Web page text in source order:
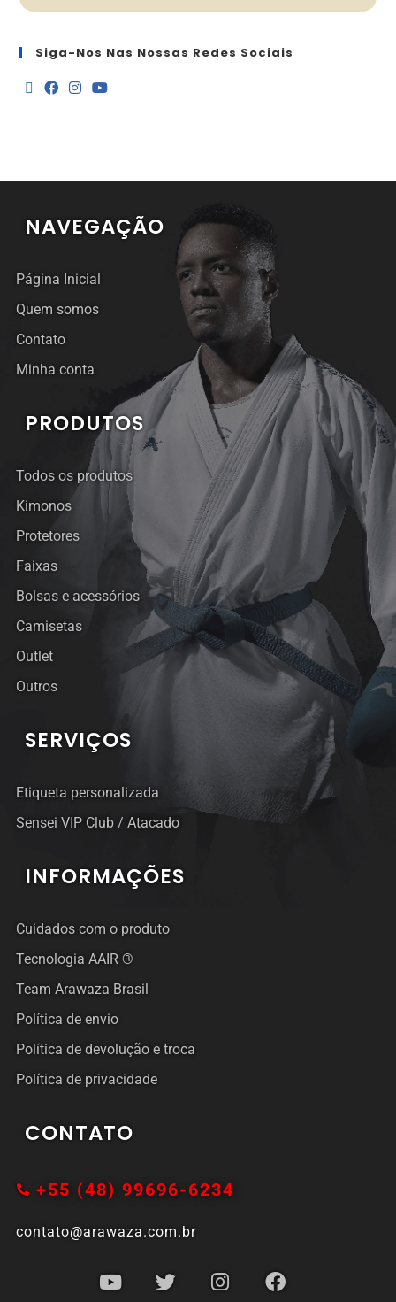
Siga-Nos Nas Nossas Redes Sociais
NAVEGAÇÃO
Página Inicial
Quem somos
Contato
Minha conta
PRODUTOS
Todos os produtos
Kimonos
Protetores
Faixas
Bolsas e acessórios
Camisetas
Outlet
Outros
SERVIÇOS
Etiqueta personalizada
Sensei VIP Club / Atacado
INFORMAÇÕES
Cuidados com o produto
Tecnologia AAIR ®
Team Arawaza Brasil
Política de envio
Política de devolução e troca
Política de privacidade
CONTATO
+55 (48) 99696-6234
contato@arawaza.com.br